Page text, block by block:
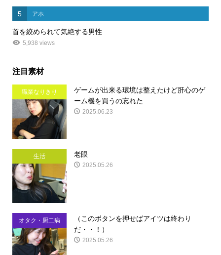
5 アホ
首を絞められて気絶する男性
5,938 views
注目素材
職業なりきり
ゲームが出来る環境は整えたけど肝心のゲ
ーム機を買うの忘れた
2025.06.23
生活 老眼
2025.05.26
オタク・厨二病
（このボタンを押せばアイツは終わり
だ・・！）
2025.05.26